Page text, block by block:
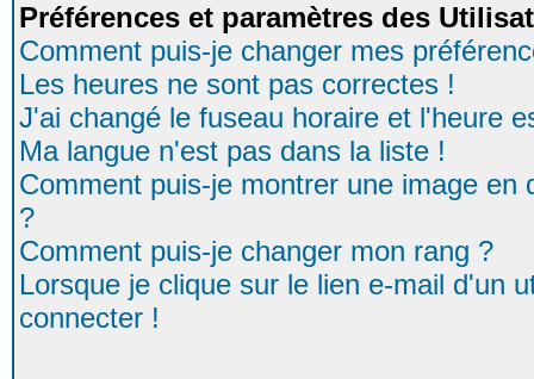
Préférences et paramètres des
Comment puis-je changer mes
Les heures ne sont pas correctes !
J'ai changé le fuseau horaire et l'heure
Ma langue n'est pas dans la liste !
Comment puis-je montrer une image
?
Comment puis-je changer mon rang ?
Lorsque je clique sur le lien e-mail d'un
connecter !